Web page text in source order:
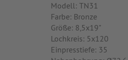
Modell: TN31
Farbe: Bronze
Größe: 8,5x19"
Lochkreis: 5x120
Einpresstiefe: 35